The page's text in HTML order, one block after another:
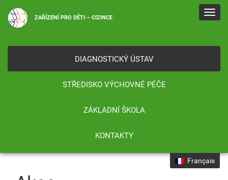
ZAŘÍZENÍ PRO DĚTI – CIZINCE
DIAGNOSTICKÝ ÚSTAV
STŘEDISKO VÝCHOVNÉ PÉČE
ZÁKLADNÍ ŠKOLA
KONTAKTY
Français